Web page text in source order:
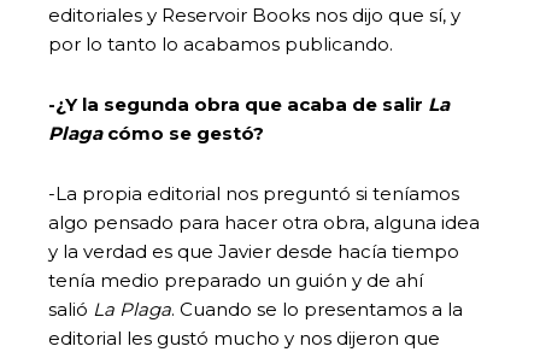
editoriales y Reservoir Books nos dijo que sí, y
por lo tanto lo acabamos publicando.
-¿Y la segunda obra que acaba de salir La
Plagacómo se gestó?
-La propia editorial nos preguntó si teníamos
algo pensado para hacer otra obra, alguna idea
y la verdad es que Javier desde hacía tiempo
tenía medio preparado un guión y de ahí
salió La Plaga. Cuando se lo presentamos a la
editorial les gustó mucho y nos dijeron que